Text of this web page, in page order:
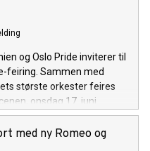
og Oslo Pride inviterer til
feiring. Sammen med
største orkester feires
onsdag 17. juni.
med ny Romeo og